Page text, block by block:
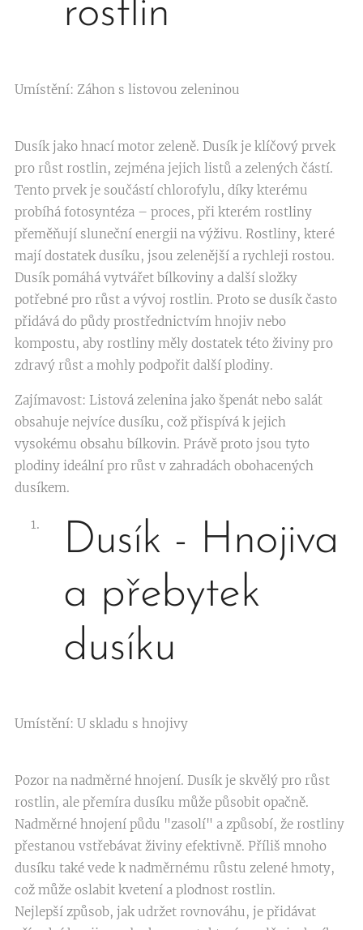
rostlin
Umístění: Záhon s listovou zeleninou
Dusík jako hnací motor zeleně. Dusík je klíčový prvek
pro růst rostlin, zejména jejich listů a zelených částí.
Tento prvek je součástí chlorofylu, díky kterému
probíhá fotosyntéza – proces, při kterém rostliny
přeměňují sluneční energii na výživu. Rostliny, které
mají dostatek dusíku, jsou zelenější a rychleji rostou.
Dusík pomáhá vytvářet bílkoviny a další složky
potřebné pro růst a vývoj rostlin. Proto se dusík často
přidává do půdy prostřednictvím hnojiv nebo
kompostu, aby rostliny měly dostatek této živiny pro
zdravý růst a mohly podpořit další plodiny.
Zajímavost: Listová zelenina jako špenát nebo salát
obsahuje nejvíce dusíku, což přispívá k jejich
vysokému obsahu bílkovin. Právě proto jsou tyto
plodiny ideální pro růst v zahradách obohacených
dusíkem.
Dusík - Hnojiva
a přebytek
dusíku
Umístění: U skladu s hnojivy
Pozor na nadměrné hnojení. Dusík je skvělý pro růst
rostlin, ale přemíra dusíku může působit opačně.
Nadměrné hnojení půdu "zasolí" a způsobí, že rostliny
přestanou vstřebávat živiny efektivně. Příliš mnoho
dusíku také vede k nadměrnému růstu zelené hmoty,
což může oslabit kvetení a plodnost rostlin.
Nejlepší způsob, jak udržet rovnováhu, je přidávat